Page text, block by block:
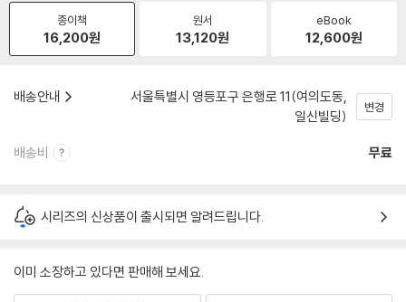
종이책
16,200원
원서
13,120원
eBook
12,600원
배송안내
서울특별시 영등포구 은행로 11(여의도동,
일신빌딩)
변경
배송비 무료
시리즈의 신상품이 출시되면 알려드립니다.
이미 소장하고 있다면 판매해 보세요.